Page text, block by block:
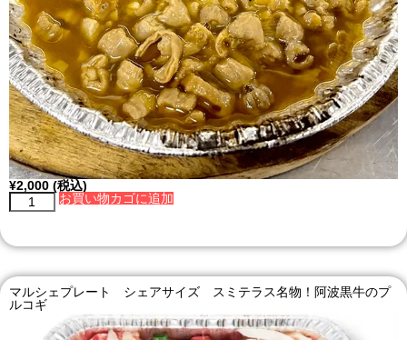
¥2,000 (税込)
お買い物カゴに追加
マルシェプレート シェアサイズ スミテラス名物！阿波黒牛のプ
ルコギ